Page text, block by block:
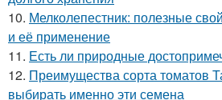
10. Мелколепестник: полезные
и её применение
11. Есть ли природные
12. Преимущества сорта томатов
выбирать именно эти семена